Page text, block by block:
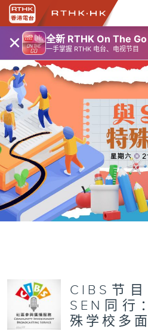
× 全新 RTHK On The Go
一手掌握 RTHK 电台、电视节目
CIBS节目
SEN同行
殊学校多